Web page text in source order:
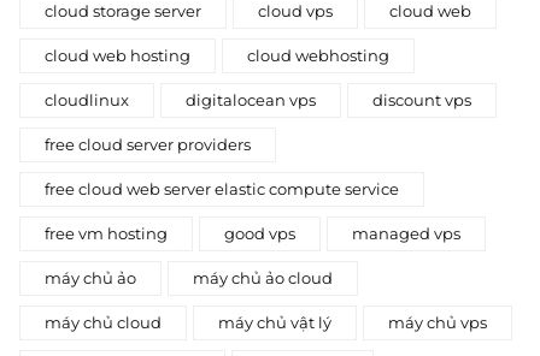
cloud storage server cloud vps cloud web
cloud web hosting cloud webhosting
cloudlinux digitalocean vps discount vps
free cloud server providers
free cloud web server elastic compute service
free vm hosting good vps managed vps
máy chủ ảo máy chủ ảo cloud
máy chủ cloud máy chủ vật lý máy chủ vps